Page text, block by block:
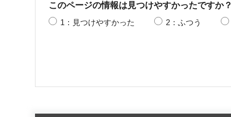
このページの情報は見つけやすかったですか？
1：見つけやすかった 2：ふつう